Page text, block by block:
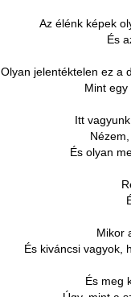
Az élénk képek
És
Olyan jelentéktelen ez a
Mint
Itt
És olyan
Mikor
És kiváncsi vagyok,
És meg